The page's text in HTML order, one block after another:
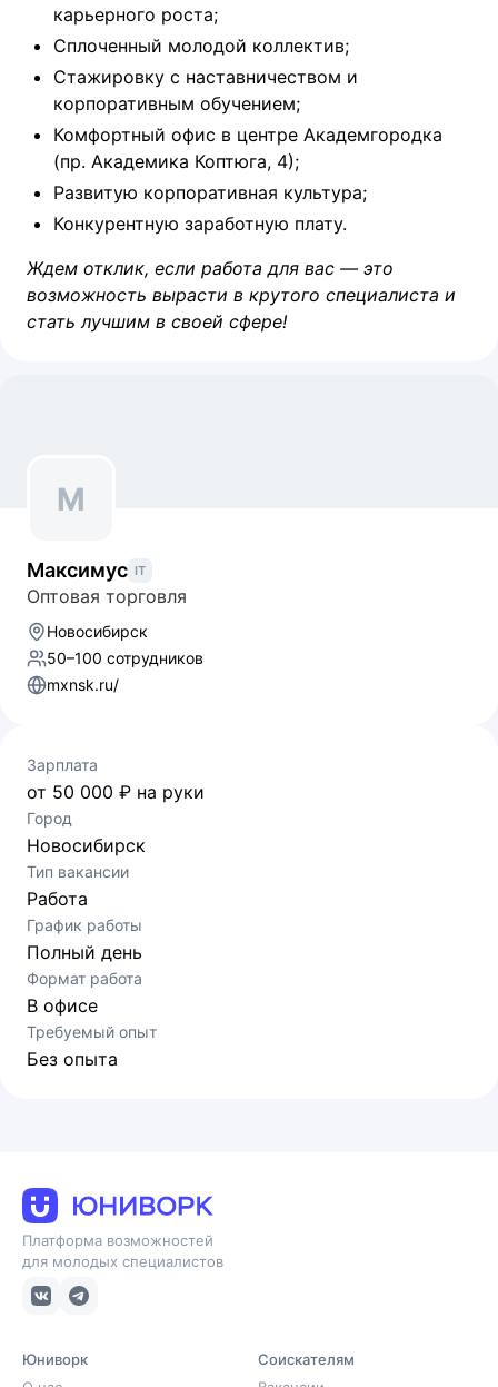
карьерного роста;
Сплоченный молодой коллектив;
Стажировку с наставничеством и
корпоративным обучением;
Комфортный офис в центре Академгородка
(пр. Академика Коптюга, 4);
Развитую корпоративная культура;
Конкурентную заработную плату.
Ждем отклик, если работа для вас — это
возможность вырасти в крутого специалиста и
стать лучшим в своей сфере!
М
Максимус IT
Оптовая торговля
Новосибирск
50–100 сотрудников
mxnsk.ru/
Зарплата
от 50 000 ₽ на руки
Город
Новосибирск
Тип вакансии
Работа
График работы
Полный день
Формат работа
В офисе
Требуемый опыт
Без опыта
Платформа возможностей
для молодых специалистов
Юниворк
Соискателям